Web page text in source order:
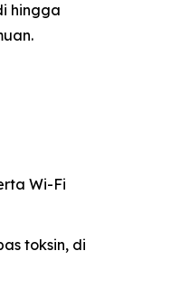
hingga
Wi-Fi
toksin, di